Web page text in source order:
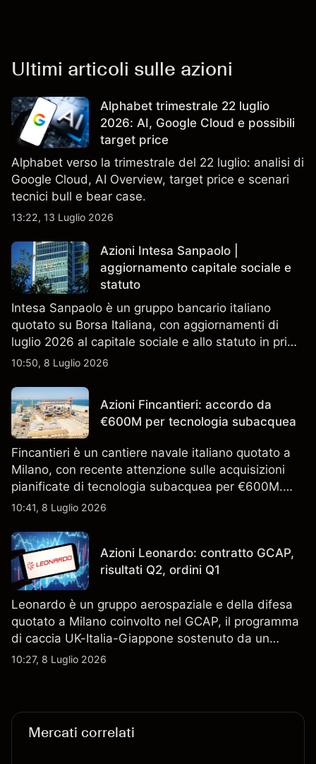
Ultimi articoli sulle azioni
Alphabet trimestrale 22 luglio
2026: AI, Google Cloud e possibili
target price
Alphabet verso la trimestrale del 22 luglio: analisi di
Google Cloud, AI Overview, target price e scenari
tecnici bull e bear case.
13:22, 13 Luglio 2026
Azioni Intesa Sanpaolo |
aggiornamento capitale sociale e
statuto
Intesa Sanpaolo è un gruppo bancario italiano
quotato su Borsa Italiana, con aggiornamenti di
luglio 2026 al capitale sociale e allo statuto in primo
piano. Esplora i target price ISP di terze parti e
un indicatore affidabile dei risultati futuri.
10:50, 8 Luglio 2026
Azioni Fincantieri: accordo da
€600M per tecnologia subacquea
Fincantieri è un cantiere navale italiano quotato a
Milano, con recente attenzione sulle acquisizioni
pianificate di tecnologia subacquea per €600M.
Scopri i target di prezzo FCT di terze parti e l'analisi
indicatore affidabile dei risultati futuri.
10:41, 8 Luglio 2026
Azioni Leonardo: contratto GCAP,
risultati Q2, ordini Q1
Leonardo è un gruppo aerospaziale e della difesa
quotato a Milano coinvolto nel GCAP, il programma
di caccia UK-Italia-Giappone sostenuto da un
contratto da 4,6 miliardi di sterline. I risultati
10:27, 8 Luglio 2026
Mercati correlati